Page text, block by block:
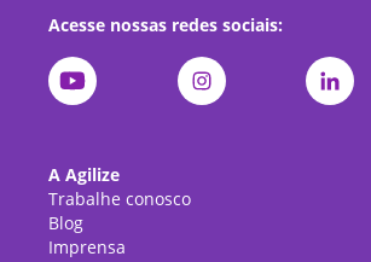
Acesse nossas redes sociais:
A Agilize
Trabalhe conosco
Blog
Imprensa